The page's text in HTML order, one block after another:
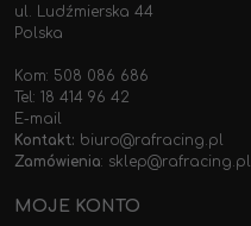
ul. Ludźmierska 44
Polska
Kom: 508 086 686
Tel: 18 414 96 42
E-mail
Kontakt: biuro@rafracing.pl
Zamówienia: sklep@rafracing.pl
MOJE KONTO